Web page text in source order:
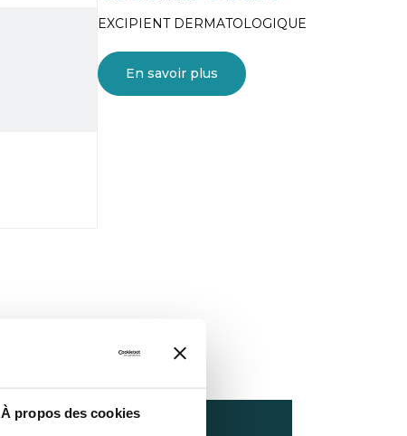
À propos des cookies
EXCIPIENT DERMATOLOGIQUE
En savoir plus